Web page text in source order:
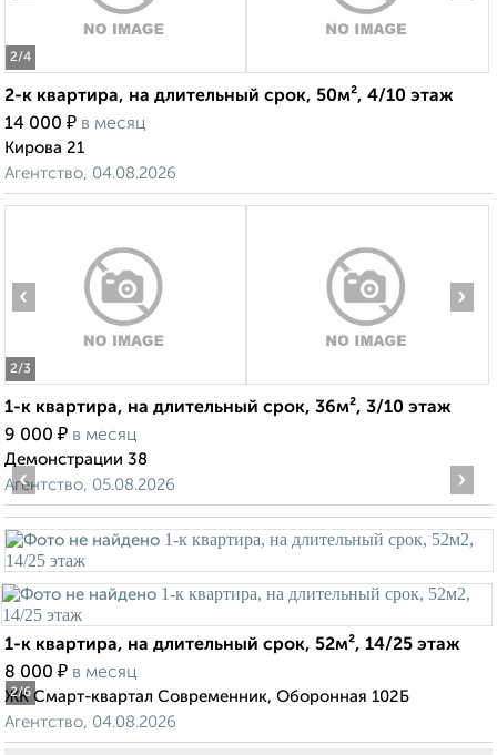
2/4
2-к квартира, на длительный срок, 50м², 4/10 этаж
14 000 ₽ в месяц
Кирова 21
Агентство, 04.08.2026
2/3
‹ ›
1-к квартира, на длительный срок, 36м², 3/10 этаж
9 000 ₽ в месяц
Демонстрации 38
Агентство, 05.08.2026
2/6
‹ ›
1-к квартира, на длительный срок, 52м², 14/25 этаж
8 000 ₽ в месяц
ЖК Смарт-квартал Современник, Оборонная 102Б
Агентство, 04.08.2026